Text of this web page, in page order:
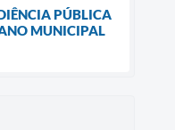
PÚBLICA
MUNICIPAL